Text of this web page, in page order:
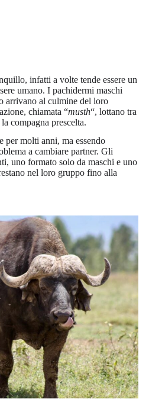
infatti a volte tende essere un
umano. I pachidermi maschi
arrivano al culmine del loro
chiamata “musth“, lottano tra
compagna prescelta.
per molti anni, ma essendo
a cambiare partner. Gli
uno formato solo da maschi e uno
nel loro gruppo fino alla